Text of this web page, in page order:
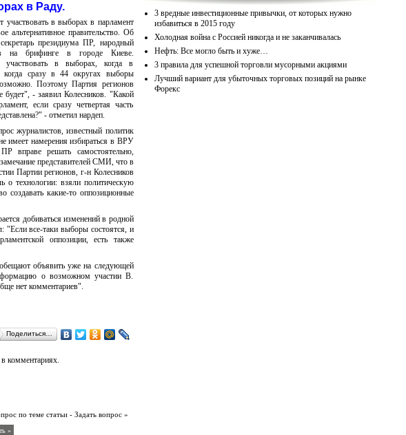
в Раду.
участвовать в выборах в парламент
альтернативное правительство. Об
президиума ПР, народный
на брифинге в городе Киеве.
в выборах, когда в
когда сразу в 44 округах выборы
Поэтому Партия регионов
будет", - заявил Колесников. "Какой
если сразу четвертая часть
- отметил нардеп.
журналистов, известный политик
имеет намерения избираться в ВРУ
вправе решать самостоятельно,
представителей СМИ, что в
Партии регионов, г-н Колесников
о технологии: взяли политическую
какие-то оппозиционные
добиваться изменений в родной
"Если все-таки выборы состоятся, и
оппозиции, есть также
обещают объявить уже на следующей
о возможном участии В.
нет комментариев".
Поделиться…
комментариях.
по теме статьи - Задать вопрос »
»
3 вредные инвестиционные привычки, от которых нужно
избавиться в 2015 году
Холодная война с Россией никогда и не заканчивалась
Нефть: Все могло быть и хуже…
3 правила для успешной торговли мусорными акциями
Лучший вариант для убыточных торговых позиций на рынке
Форекс